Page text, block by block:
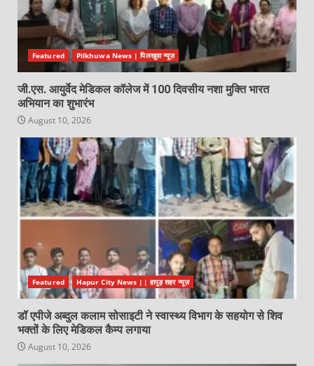
Featured Pilkhuwa News | पिलखुवा न्यूज़
जी.एस. आयुर्वेद मेडिकल कॉलेज में 100 दिवसीय नशा मुक्ति भारत
अभियान का शुभारंभ
August 10, 2026
Featured Hapur City News || हापुड़ शहर न्यूज़
डॉ एपीजे अब्दुल कलाम सोसाइटी ने स्वास्थ्य विभाग के सहयोग से शिव
भक्तों के लिए मेडिकल कैम्प लगाया
August 10, 2026